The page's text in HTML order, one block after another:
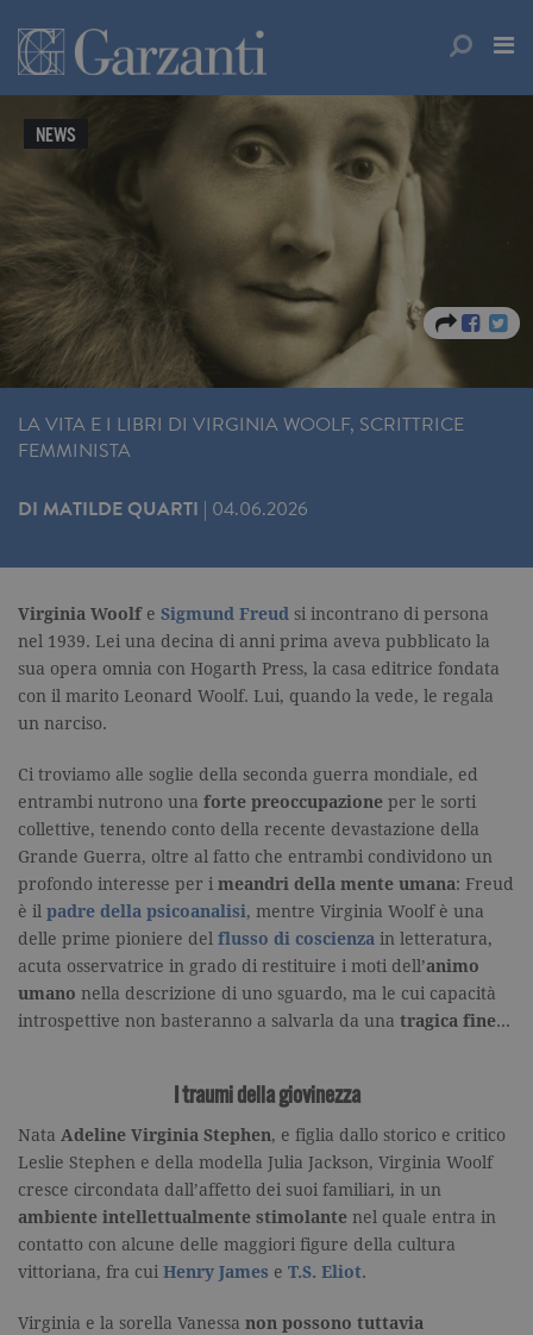
NEWS
LA VITA E I LIBRI DI VIRGINIA WOOLF, SCRITTRICE
FEMMINISTA
DI MATILDE QUARTI | 04.06.2026
Virginia Woolfe Sigmund Freud si incontrano di persona
nel 1939. Lei una decina di anni prima aveva pubblicato la
sua opera omnia con Hogarth Press, la casa editrice fondata
con il marito Leonard Woolf. Lui, quando la vede, le regala
un narciso.
Ci troviamo alle soglie della seconda guerra mondiale, ed
entrambi nutrono una forte preoccupazione per le sorti
collettive, tenendo conto della recente devastazione della
Grande Guerra, oltre al fatto che entrambi condividono un
profondo interesse per i meandri della mente umana: Freud
è il padre della psicoanalisi, mentre Virginia Woolf è una
delle prime pioniere del flusso di coscienza in letteratura,
acuta osservatrice in grado di restituire i moti dell’animo
umano nella descrizione di uno sguardo, ma le cui capacità
introspettive non basteranno a salvarla da una tragica fine…
I traumi della giovinezza
Nata Adeline Virginia Stephen, e figlia dallo storico e critico
Leslie Stephen e della modella Julia Jackson, Virginia Woolf
cresce circondata dall’affetto dei suoi familiari, in un
ambiente intellettualmente stimolante nel quale entra in
contatto con alcune delle maggiori figure della cultura
vittoriana, fra cui Henry James e T.S. Eliot.
Virginia e la sorella Vanessa non possono tuttavia